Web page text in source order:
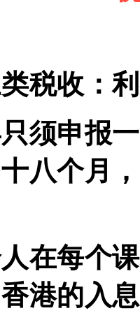
税收：
须申报
八个月
在每个
港的入